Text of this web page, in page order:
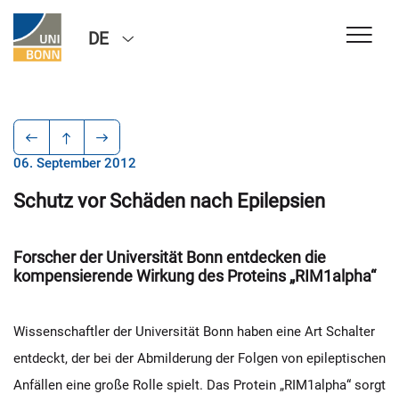
DE
06. September 2012
Schutz vor Schäden nach Epilepsien
Forscher der Universität Bonn entdecken die
kompensierende Wirkung des Proteins „RIM1alpha“
Wissenschaftler der Universität Bonn haben eine Art Schalter
entdeckt, der bei der Abmilderung der Folgen von epileptischen
Anfällen eine große Rolle spielt. Das Protein „RIM1alpha“ sorgt